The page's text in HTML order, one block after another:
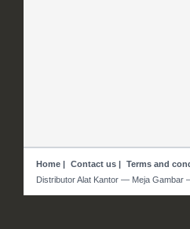
Home| Contact us| Terms and
Distributor Alat Kantor — Meja Gambar